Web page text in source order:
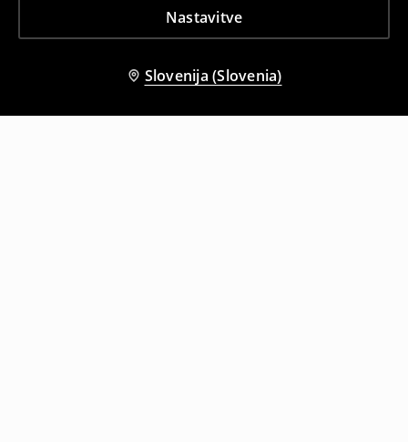
Nastavitve
Slovenija (Slovenia)